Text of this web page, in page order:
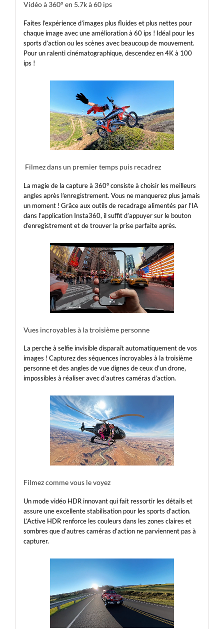
Vidéo à 360° en 5.7k à 60 ips
Faites l’expérience d’images plus fluides et plus nettes pour
chaque image avec une amélioration à 60 ips ! Idéal pour les
sports d’action ou les scènes avec beaucoup de mouvement.
Pour un ralenti cinématographique, descendez en 4K à 100
ips !
Filmez dans un premier temps puis recadrez
La magie de la capture à 360° consiste à choisir les meilleurs
angles après l’enregistrement. Vous ne manquerez plus jamais
un moment ! Grâce aux outils de recadrage alimentés par l’IA
dans l’application Insta360, il suffit d’appuyer sur le bouton
d’enregistrement et de trouver la prise parfaite après.
Vues incroyables à la troisième personne
La perche à selfie invisible disparaît automatiquement de vos
images ! Capturez des séquences incroyables à la troisième
personne et des angles de vue dignes de ceux d’un drone,
impossibles à réaliser avec d’autres caméras d’action.
Filmez comme vous le voyez
Un mode vidéo HDR innovant qui fait ressortir les détails et
assure une excellente stabilisation pour les sports d’action.
L’Active HDR renforce les couleurs dans les zones claires et
sombres que d’autres caméras d’action ne parviennent pas à
capturer.